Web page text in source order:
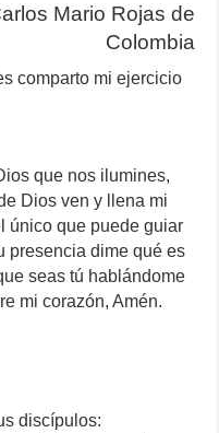
Mario Rojas de
Colombia
comparto mi ejercicio
que nos ilumines,
Dios ven y llena mi
único que puede guiar
presencia dime qué es
seas tú hablándome
mi corazón, Amén.
discípulos: